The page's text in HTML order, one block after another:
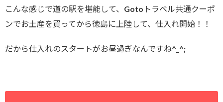
こんな感じで道の駅を堪能して、Gotoトラベル共通クーポ
ンでお土産を買ってから徳島に上陸して、仕入れ開始！！
だから仕入れのスタートがお昼過ぎなんですね^_^;